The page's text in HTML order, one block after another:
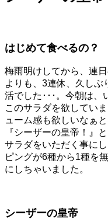
はじめて食べるの？
梅雨明けしてから、連
よりも、3連休、久しぶ
活でした･･･。今朝は、
このサラダを欲してい
ューム感も欲しいなぁ
『シーザーの皇帝！』
サラダをいただく事に
ピングが6種から1種を
にしちゃいました。
シーザーの皇帝